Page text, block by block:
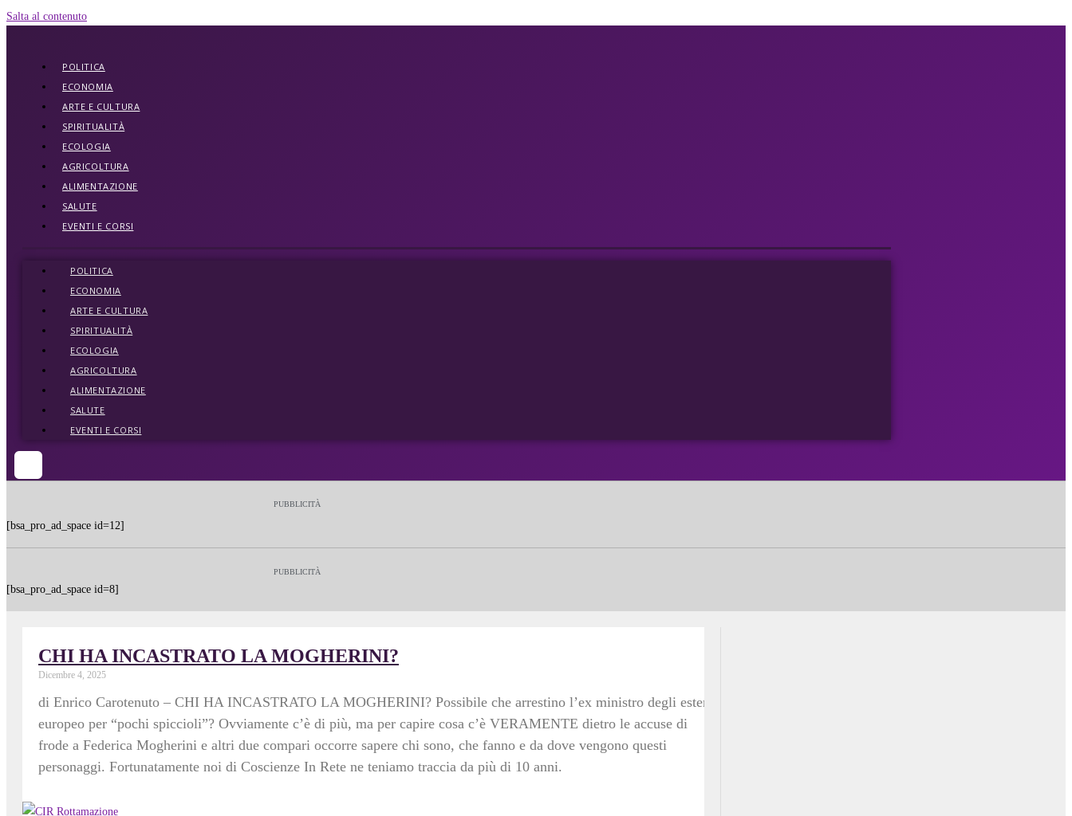
Salta al contenuto
POLITICA
ECONOMIA
ARTE E CULTURA
SPIRITUALITÀ
ECOLOGIA
AGRICOLTURA
ALIMENTAZIONE
SALUTE
EVENTI E CORSI
POLITICA
ECONOMIA
ARTE E CULTURA
SPIRITUALITÀ
ECOLOGIA
AGRICOLTURA
ALIMENTAZIONE
SALUTE
EVENTI E CORSI
PUBBLICITÀ
[bsa_pro_ad_space id=12]
PUBBLICITÀ
[bsa_pro_ad_space id=8]
CHI HA INCASTRATO LA MOGHERINI?
Dicembre 4, 2025
di Enrico Carotenuto – CHI HA INCASTRATO LA MOGHERINI? Possibile che arrestino l’ex ministro degli esteri
europeo per “pochi spiccioli”? Ovviamente c’è di più, ma per capire cosa c’è VERAMENTE dietro le accuse di
frode a Federica Mogherini e altri due compari occorre sapere chi sono, che fanno e da dove vengono questi
personaggi. Fortunatamente noi di Coscienze In Rete ne teniamo traccia da più di 10 anni.